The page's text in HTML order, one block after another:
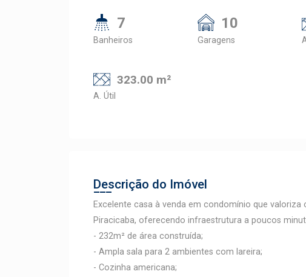
7
Banheiros
10
Garagens
323.00 m²
A. Útil
Descrição do Imóvel
Excelente casa à venda em condomínio que
Piracicaba, oferecendo infraestrutura a poucos
- 232m² de área construída;
- Ampla sala para 2 ambientes com lareira;
- Cozinha americana;